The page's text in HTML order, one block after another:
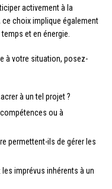
activement à la
choix implique également
et en énergie.
à votre situation, posez-
à un tel projet ?
ou à
permettent-ils de gérer les
imprévus inhérents à un